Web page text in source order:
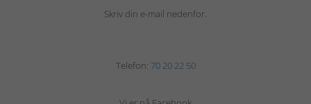
Skriv din e-mail nedenfor.
Telefon: 70 20 22 50